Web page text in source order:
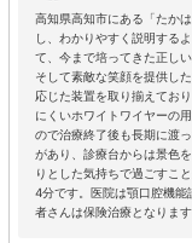
高知県高知市にある「たか
し、わかりやすく説明する
て、今まで培ってきた正し
そして素敵な笑顔を提供し
応じた装置を取り揃えてお
にくいホワイトワイヤーの
ので治療終了後も長期に渡
があり、診療台からは景色
りとした気持ちで過ごすこ
4分です。医院は顎口腔機能
者さんは保険治療となります